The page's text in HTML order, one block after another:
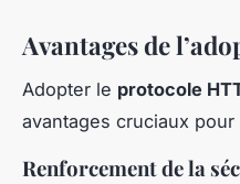
Avantages de
Adopter le protocole
avantages cruciaux
Renforcement de la